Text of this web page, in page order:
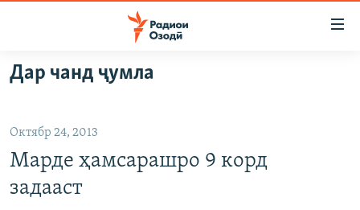
Ҷаҳиш
ба
аслӣ
Ҷаҳиш
ба
феҳристи
ГӮШАҲО
ҶОМЕА
РӮЗГОРИ МУҲОҶИР
САЛОМ, ХОҲАР
ТАҲҚИҚОТ
Дар чанд ҷумла
Октябр 24, 2013
Марде ҳамсарашро 9 корд
задааст